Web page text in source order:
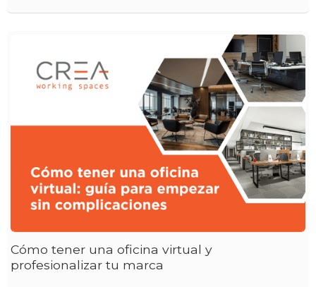
Cómo tener una oficina virtual y
profesionalizar tu marca